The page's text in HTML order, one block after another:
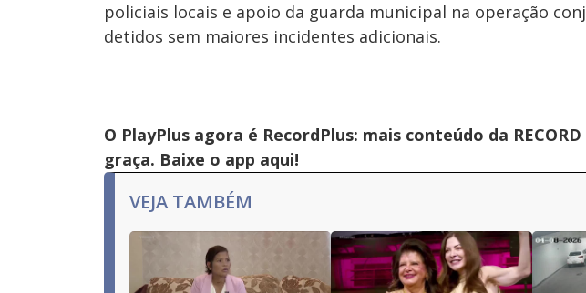
policiais locais e apoio da guarda municipal na operação
detidos sem maiores incidentes adicionais.
O PlayPlus agora é RecordPlus: mais conteúdo da
graça. Baixe o app aqui!
VEJA TAMBÉM